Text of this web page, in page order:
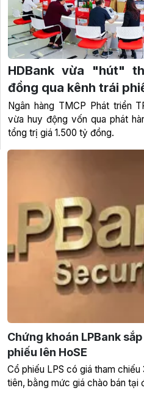
Chứng khoán LPBank
phiếu lên HoSE
Cổ phiếu LPS có giá tham
tiên, bằng mức giá chào bán tại
HDBank vừa "hút"
đồng qua kênh trái
Ngân hàng TMCP Phát triển
vừa huy động vốn qua phát
tổng trị giá 1.500 tỷ đồng.